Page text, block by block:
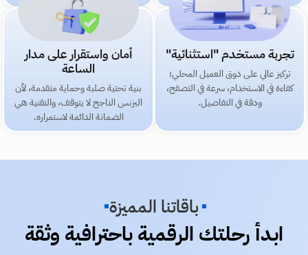
​تجربة مستخدم "استثنائية"
تركيز عالي على ذوق العميل المحلي؛
كفاءة في الاستخدام، سرعة في التصفح،
ودقة في التفاصيل.
أمان واستقرار على مدار
الساعة
بنية تحتية صلبة وحماية متقدمة، لأن
البزنس الناجح لا يتوقف، والتقنية هي
الضمانة الدائمة لاستمراره.
باقاتنا المميزة
ابدأ رحلتك الرقمية باحترافية وثقة